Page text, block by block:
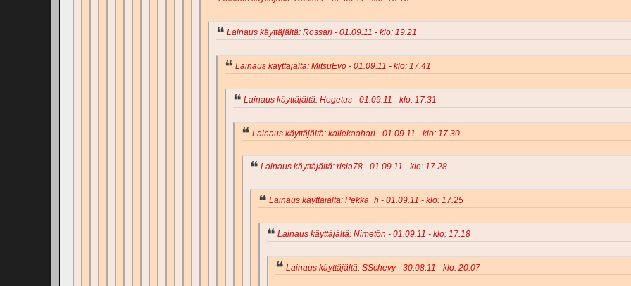
Lainaus käyttäjältä: Rossari - 01.09.11 - klo: 19.21
Lainaus käyttäjältä: MitsuEvo - 01.09.11 - klo: 17.41
Lainaus käyttäjältä: Hegetus - 01.09.11 - klo: 17.31
Lainaus käyttäjältä: kallekaahari - 01.09.11 - klo: 17.30
Lainaus käyttäjältä: risla78 - 01.09.11 - klo: 17.28
Lainaus käyttäjältä: Pekka_h - 01.09.11 - klo: 17.25
Lainaus käyttäjältä: Nimetön - 01.09.11 - klo: 17.18
Lainaus käyttäjältä: SSchevy - 30.08.11 - klo: 20.07